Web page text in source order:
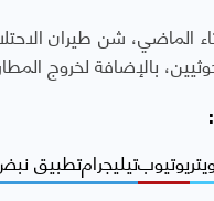
الماضي، شن طيران
بالإضافة لخروج
يوتيوبتيليجرامتطبيق